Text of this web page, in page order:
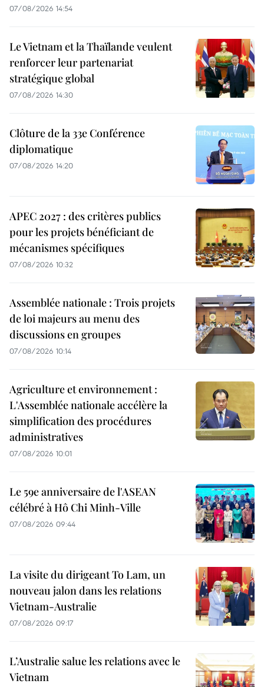
07/08/2026 14:54
Le Vietnam et la Thaïlande veulent
renforcer leur partenariat
stratégique global
07/08/2026 14:30
Clôture de la 33e Conférence
diplomatique
07/08/2026 14:20
APEC 2027 : des critères publics
pour les projets bénéficiant de
mécanismes spécifiques
07/08/2026 10:32
Assemblée nationale : Trois projets
de loi majeurs au menu des
discussions en groupes
07/08/2026 10:14
Agriculture et environnement :
L'Assemblée nationale accélère la
simplification des procédures
administratives
07/08/2026 10:01
Le 59e anniversaire de l'ASEAN
célébré à Hô Chi Minh-Ville
07/08/2026 09:44
La visite du dirigeant To Lam, un
nouveau jalon dans les relations
Vietnam-Australie
07/08/2026 09:17
L’Australie salue les relations avec le
Vietnam